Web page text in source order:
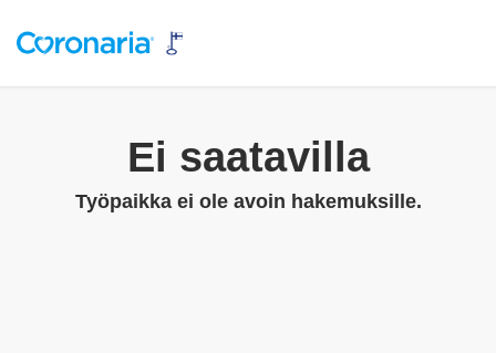
Ei saatavilla
Työpaikka ei ole avoin hakemuksille.